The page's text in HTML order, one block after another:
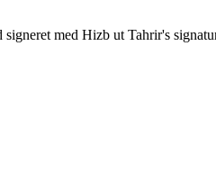
med Hizb ut Tahrir's